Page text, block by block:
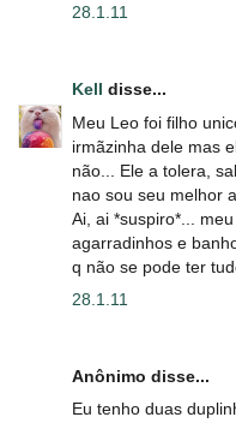
28.1.11
Kell disse...
Meu Leo foi filho
irmãzinha dele mas
não... Ele a tolera,
nao sou seu melhor
Ai, ai *suspiro*...
agarradinhos e
q não se pode ter
28.1.11
Anônimo disse...
Eu tenho duas